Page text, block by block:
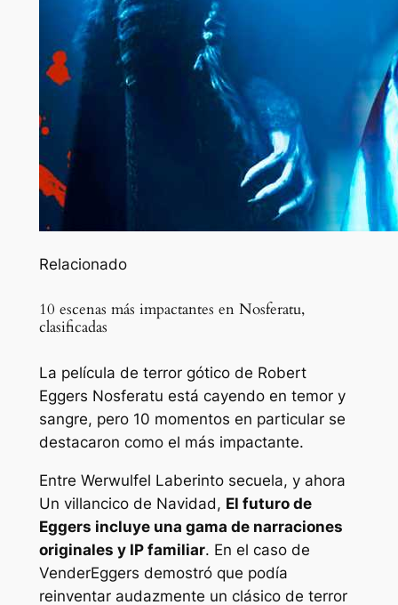
Relacionado
10 escenas más impactantes en Nosferatu,
clasificadas
La película de terror gótico de Robert
Eggers Nosferatu está cayendo en temor y
sangre, pero 10 momentos en particular se
destacaron como el más impactante.
Entre Werwulfel Laberintosecuela, y ahora
Un villancico de Navidad, El futuro de
Eggers incluye una gama de narraciones
originales y IP familiar. En el caso de
VenderEggers demostró que podía
reinventar audazmente un clásico de terror